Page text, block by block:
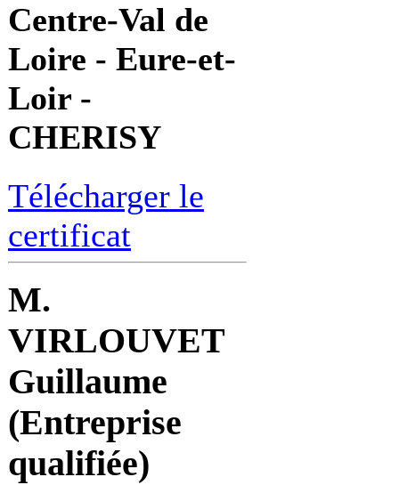
Centre-Val de
Loire - Eure-et-
Loir -
CHERISY
Télécharger le
certificat
M.
VIRLOUVET
Guillaume
(Entreprise
qualifiée)